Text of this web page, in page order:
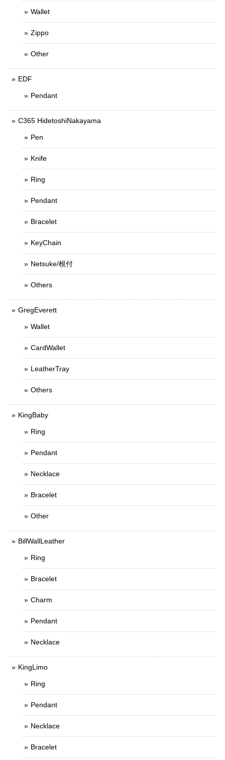
Wallet
Zippo
Other
EDF
Pendant
C365 HidetoshiNakayama
Pen
Knife
Ring
Pendant
Bracelet
KeyChain
Netsuke/根付
Others
GregEverett
Wallet
CardWallet
LeatherTray
Others
KingBaby
Ring
Pendant
Necklace
Bracelet
Other
BillWallLeather
Ring
Bracelet
Charm
Pendant
Necklace
KingLimo
Ring
Pendant
Necklace
Bracelet